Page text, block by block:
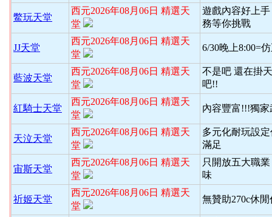
鱉玩天堂
西元2026年08月06日 精選天
堂
遊戲內容好上
務等你挑戰
JJ天堂
西元2026年08月06日 精選天
堂
6/30晚上8:00=
藍波天堂
西元2026年08月06日 精選天
堂
不是吧 還在掛
吧!!
紅騎士天堂
西元2026年08月06日 精選天
堂
內容豐富!!!獨
天泣天堂
西元2026年08月06日 精選天
堂
多元化耐玩設
滿足
宙斯天堂
西元2026年08月06日 精選天
堂
只開放五大職
味
祈姬天堂
西元2026年08月06日 精選天
堂
無贊助270c休閒